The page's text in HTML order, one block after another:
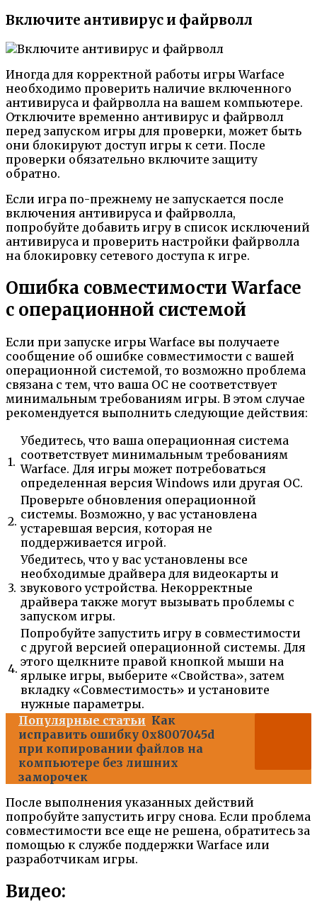
Включите антивирус и файрволл
Иногда для корректной работы игры Warface
необходимо проверить наличие включенного
антивируса и файрволла на вашем компьютере.
Отключите временно антивирус и файрволл
перед запуском игры для проверки, может быть
они блокируют доступ игры к сети. После
проверки обязательно включите защиту
обратно.
Если игра по-прежнему не запускается после
включения антивируса и файрволла,
попробуйте добавить игру в список исключений
антивируса и проверить настройки файрволла
на блокировку сетевого доступа к игре.
Ошибка совместимости Warface
с операционной системой
Если при запуске игры Warface вы получаете
сообщение об ошибке совместимости с вашей
операционной системой, то возможно проблема
связана с тем, что ваша ОС не соответствует
минимальным требованиям игры. В этом случае
рекомендуется выполнить следующие действия:
1.
Убедитесь, что ваша операционная система
соответствует минимальным требованиям
Warface. Для игры может потребоваться
определенная версия Windows или другая ОС.
2.
Проверьте обновления операционной
системы. Возможно, у вас установлена
устаревшая версия, которая не
поддерживается игрой.
3.
Убедитесь, что у вас установлены все
необходимые драйвера для видеокарты и
звукового устройства. Некорректные
драйвера также могут вызывать проблемы с
запуском игры.
4.
Попробуйте запустить игру в совместимости
с другой версией операционной системы. Для
этого щелкните правой кнопкой мыши на
ярлыке игры, выберите «Свойства», затем
вкладку «Совместимость» и установите
нужные параметры.
Популярные статьи Как
исправить ошибку 0x8007045d
при копировании файлов на
компьютере без лишних
заморочек
После выполнения указанных действий
попробуйте запустить игру снова. Если проблема
совместимости все еще не решена, обратитесь за
помощью к службе поддержки Warface или
разработчикам игры.
Видео: